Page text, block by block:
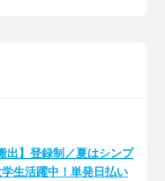
出】登録制／夏はシンプ
生活躍中！単発日払い